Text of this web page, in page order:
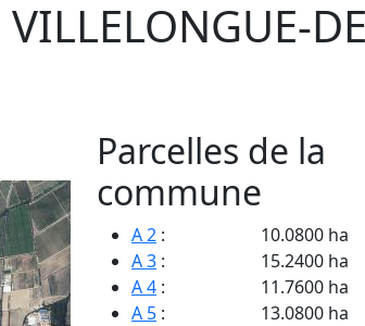
VILLELONGUE-
Parcelles de la
commune
A 2 :
10.0800 ha
A 3 :
15.2400 ha
A 4 :
11.7600 ha
A 5 :
13.0800 ha